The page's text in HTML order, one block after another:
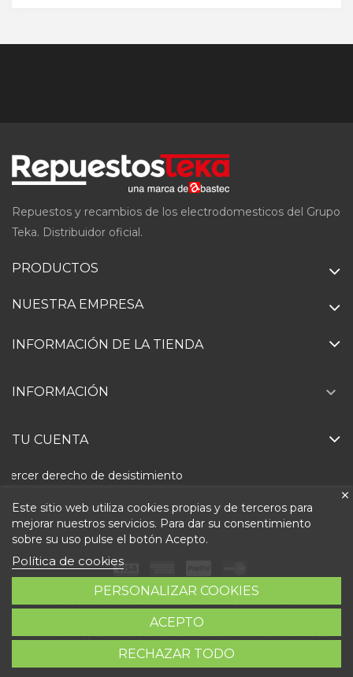
Repuestos y recambios de los electrodomesticos del Grupo
Teka. Distribuidor oficial.
PRODUCTOS
NUESTRA EMPRESA
INFORMACIÓN DE LA TIENDA
Este sitio web utiliza cookies propias y de terceros para
mejorar nuestros servicios. Para dar su consentimiento
sobre su uso pulse el botón Acepto.
Política de cookies
PERSONALIZAR COOKIES
RECHAZAR TODO
ACEPTO
INFORMACIÓN 
TU CUENTA
Ejercer derecho de desistimiento
Todos los precios son indicados con impuestos incluidos
© 2026 - Repuestosteka.es. de Abastec S.L. Diseño web:
Direfentes